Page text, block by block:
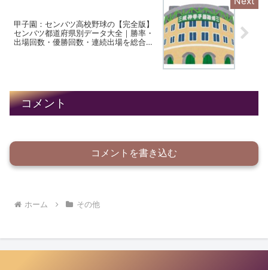
甲子園：センバツ高校野球の【完全版】
センバツ都道府県別データ大全｜勝率・
出場回数・優勝回数・連続出場を総合分
コメント
コメントを書き込む
ホーム その他